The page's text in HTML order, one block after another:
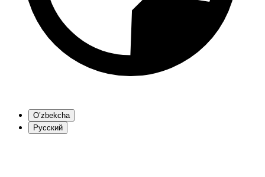
O’zbekcha
Русский